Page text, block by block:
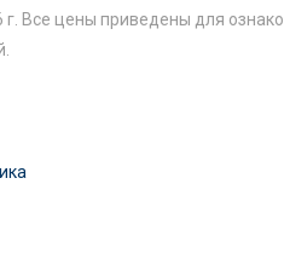
г. Все цены приведены для